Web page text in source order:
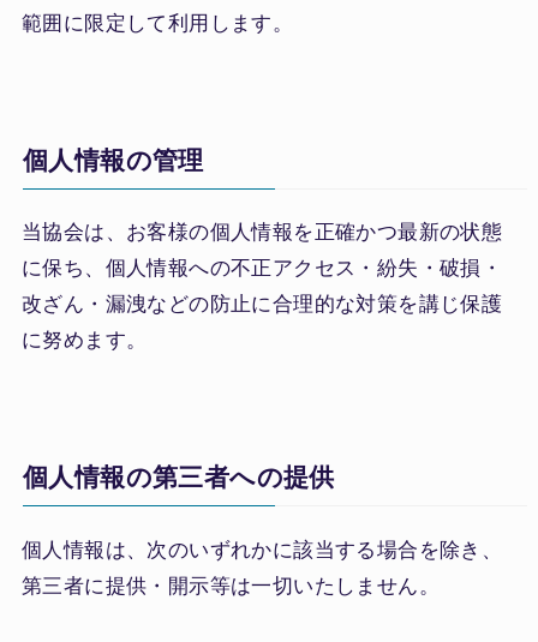
範囲に限定して利用します。
個人情報の管理
当協会は、お客様の個人情報を正確かつ最新の状態
に保ち、個人情報への不正アクセス・紛失・破損・
改ざん・漏洩などの防止に合理的な対策を講じ保護
に努めます。
個人情報の第三者への提供
個人情報は、次のいずれかに該当する場合を除き、
第三者に提供・開示等は一切いたしません。